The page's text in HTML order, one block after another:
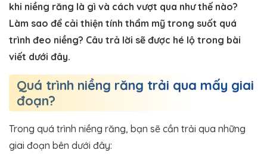
khi niềng răng là gì và cách vượt qua như thế nào?
Làm sao để cải thiện tính thẩm mỹ trong suốt quá
trình đeo niềng? Câu trả lời sẽ được hé lộ trong bài
viết dưới đây.
Quá trình niềng răng trải qua mấy giai
đoạn?
Trong quá trình niềng răng, bạn sẽ cần trải qua những
giai đoạn bên dưới đây: